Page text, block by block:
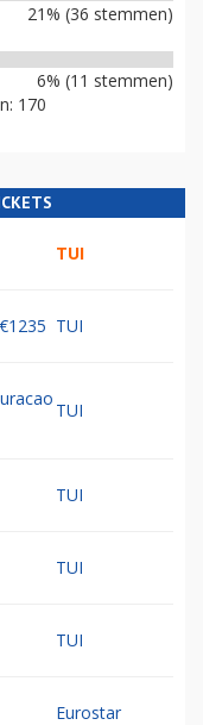
21% (36 stemmen)
6% (11 stemmen)
170
TUI
TUI
TUI
TUI
TUI
TUI
Eurostar